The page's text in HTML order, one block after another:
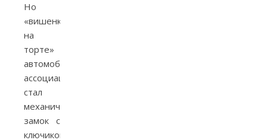
Но
«вишенкой
на
торте»
автомобильных
ассоциаций
стал
механический
замок с
ключиком,